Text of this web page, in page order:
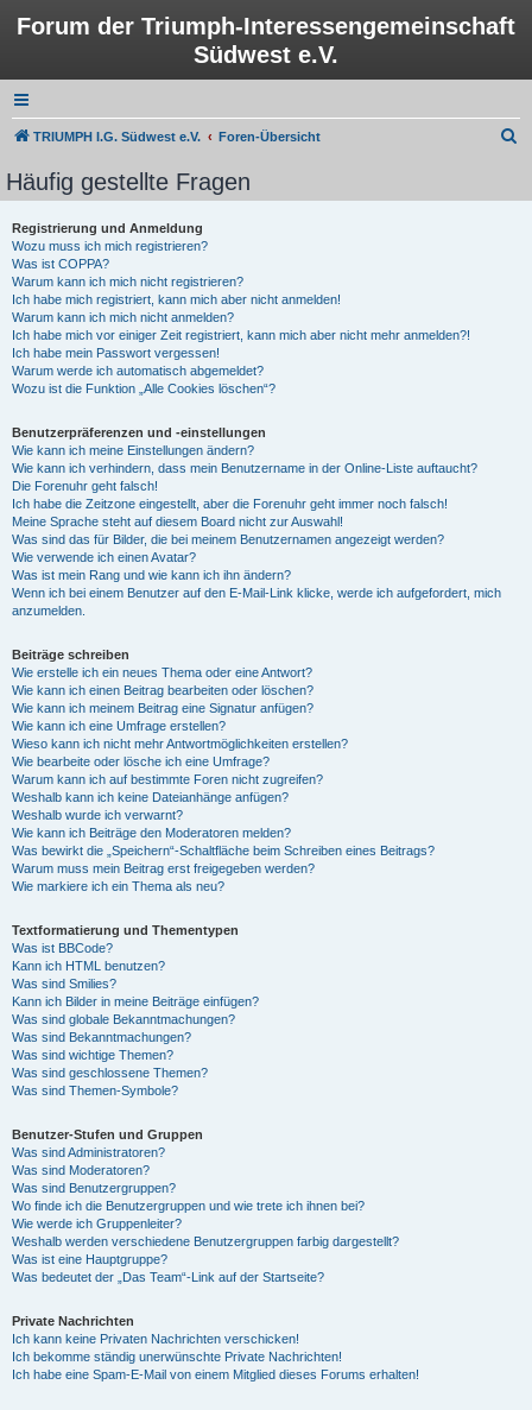
Forum der Triumph-Interessengemeinschaft
Südwest e.V.
TRIUMPH I.G. Südwest e.V. Foren-Übersicht
Häufig gestellte Fragen
Registrierung und Anmeldung
Wozu muss ich mich registrieren?
Was ist COPPA?
Warum kann ich mich nicht registrieren?
Ich habe mich registriert, kann mich aber nicht anmelden!
Warum kann ich mich nicht anmelden?
Ich habe mich vor einiger Zeit registriert, kann mich aber nicht mehr anmelden?!
Ich habe mein Passwort vergessen!
Warum werde ich automatisch abgemeldet?
Wozu ist die Funktion „Alle Cookies löschen“?
Benutzerpräferenzen und -einstellungen
Wie kann ich meine Einstellungen ändern?
Wie kann ich verhindern, dass mein Benutzername in der Online-Liste auftaucht?
Die Forenuhr geht falsch!
Ich habe die Zeitzone eingestellt, aber die Forenuhr geht immer noch falsch!
Meine Sprache steht auf diesem Board nicht zur Auswahl!
Was sind das für Bilder, die bei meinem Benutzernamen angezeigt werden?
Wie verwende ich einen Avatar?
Was ist mein Rang und wie kann ich ihn ändern?
Wenn ich bei einem Benutzer auf den E-Mail-Link klicke, werde ich aufgefordert, mich
anzumelden.
Beiträge schreiben
Wie erstelle ich ein neues Thema oder eine Antwort?
Wie kann ich einen Beitrag bearbeiten oder löschen?
Wie kann ich meinem Beitrag eine Signatur anfügen?
Wie kann ich eine Umfrage erstellen?
Wieso kann ich nicht mehr Antwortmöglichkeiten erstellen?
Wie bearbeite oder lösche ich eine Umfrage?
Warum kann ich auf bestimmte Foren nicht zugreifen?
Weshalb kann ich keine Dateianhänge anfügen?
Weshalb wurde ich verwarnt?
Wie kann ich Beiträge den Moderatoren melden?
Was bewirkt die „Speichern“-Schaltfläche beim Schreiben eines Beitrags?
Warum muss mein Beitrag erst freigegeben werden?
Wie markiere ich ein Thema als neu?
Textformatierung und Thementypen
Was ist BBCode?
Kann ich HTML benutzen?
Was sind Smilies?
Kann ich Bilder in meine Beiträge einfügen?
Was sind globale Bekanntmachungen?
Was sind Bekanntmachungen?
Was sind wichtige Themen?
Was sind geschlossene Themen?
Was sind Themen-Symbole?
Benutzer-Stufen und Gruppen
Was sind Administratoren?
Was sind Moderatoren?
Was sind Benutzergruppen?
Wo finde ich die Benutzergruppen und wie trete ich ihnen bei?
Wie werde ich Gruppenleiter?
Weshalb werden verschiedene Benutzergruppen farbig dargestellt?
Was ist eine Hauptgruppe?
Was bedeutet der „Das Team“-Link auf der Startseite?
Private Nachrichten
Ich kann keine Privaten Nachrichten verschicken!
Ich bekomme ständig unerwünschte Private Nachrichten!
Ich habe eine Spam-E-Mail von einem Mitglied dieses Forums erhalten!